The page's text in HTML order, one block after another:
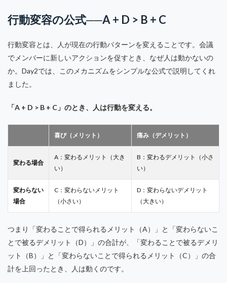
行動変容の公式──A + D > B + C
行動変容とは、人が現在の行動パターンを変えることです。会議
でメンバーに新しいアクションを促すとき、なぜ人は動かないの
か。Day2では、このメカニズムをシンプルな公式で説明してくれ
ました。
「A + D > B + C」のとき、人は行動を変える。
喜び（メリット） 痛み（デメリット）
変わる場合
A：変わるメリット（大き
い）
B：変わるデメリット（小さ
い）
変わらない
場合
C：変わらないメリット
（小さい）
D：変わらないデメリット
（大きい）
つまり「変わることで得られるメリット（A）」と「変わらないこ
とで被るデメリット（D）」の合計が、「変わることで被るデメリ
ット（B）」と「変わらないことで得られるメリット（C）」の合
計を上回ったとき、人は動くのです。